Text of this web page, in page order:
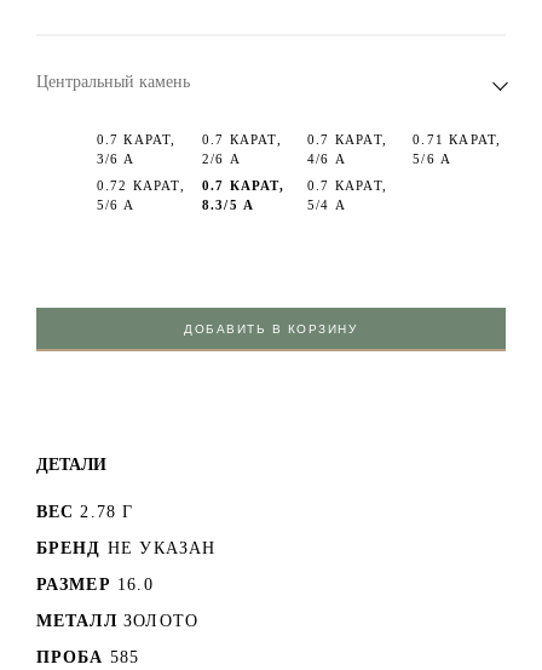
Центральный камень
0.7 КАРАТ,
3/6 А
0.7 КАРАТ,
2/6 А
0.7 КАРАТ,
4/6 А
0.71 КАРАТ,
5/6 А
0.72 КАРАТ,
5/6 А
0.7 КАРАТ,
8.3/5 А
0.7 КАРАТ,
5/4 А
ДОБАВИТЬ В КОРЗИНУ
ДЕТАЛИ
ВЕС 2.78 Г
БРЕНД НЕ УКАЗАН
РАЗМЕР 16.0
МЕТАЛЛ ЗОЛОТО
ПРОБА 585